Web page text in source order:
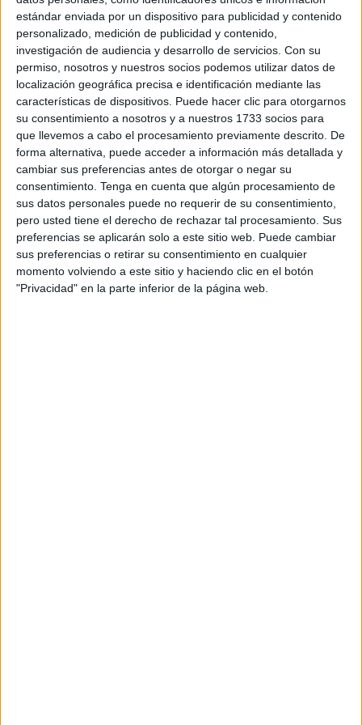
estándar enviada por un dispositivo para publicidad y contenido
personalizado, medición de publicidad y contenido,
investigación de audiencia y desarrollo de servicios. Con su
permiso, nosotros y nuestros socios podemos utilizar datos de
localización geográfica precisa e identificación mediante las
características de dispositivos. Puede hacer clic para otorgarnos
su consentimiento a nosotros y a nuestros 1733 socios para
que llevemos a cabo el procesamiento previamente descrito. De
forma alternativa, puede acceder a información más detallada y
cambiar sus preferencias antes de otorgar o negar su
consentimiento. Tenga en cuenta que algún procesamiento de
sus datos personales puede no requerir de su consentimiento,
pero usted tiene el derecho de rechazar tal procesamiento. Sus
preferencias se aplicarán solo a este sitio web. Puede cambiar
sus preferencias o retirar su consentimiento en cualquier
momento volviendo a este sitio y haciendo clic en el botón
"Privacidad" en la parte inferior de la página web.
Cecchi, de Comercio, Turismo y Empleo.
Por otra parte, Mina Mohamed será viceconsejera de
Servicios Urbanos y Kissy Chandiramani, portavoz del
Grupo Popular en la Asamblea, que sostiene al Gobierno
de la Ciudad. Rafael Peñalver se queda comodiputado
sin responsabilidad de Gobierno.
En relación a las competencias, se producen novedades
significativas que se publicarán en una edición
extraordinaria del Boletín Oficial de la Ciudad.